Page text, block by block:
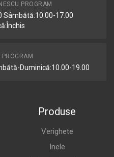
PROGRAM
Sâmbătă:10.00-17.00
PROGRAM
Duminică:10.00-19.00
Produse
Verighete
Inele